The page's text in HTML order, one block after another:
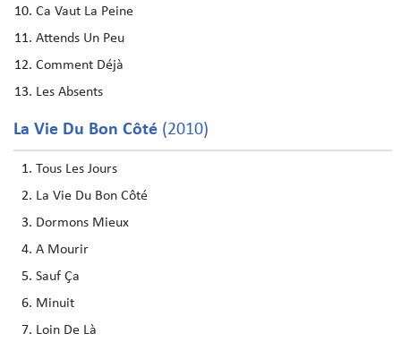
Ca Vaut La Peine
Attends Un Peu
Comment Déjà
Les Absents
La Vie Du Bon Côté (2010)
Tous Les Jours
La Vie Du Bon Côté
Dormons Mieux
A Mourir
Sauf Ça
Minuit
Loin De Là